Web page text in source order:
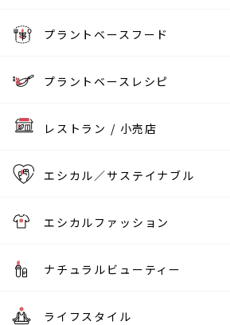
プラントベースフード
プラントベースレシピ
レストラン / 小売店
エシカル／サステイナブル
エシカルファッション
ナチュラルビューティー
ライフスタイル